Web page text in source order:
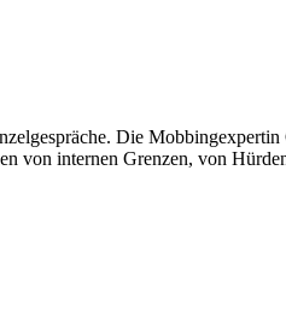
Die
von internen Grenzen, von